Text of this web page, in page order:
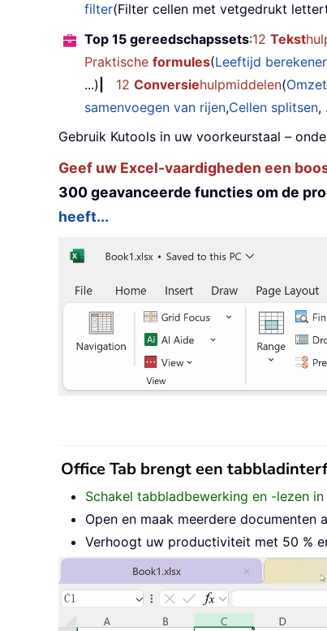
filter(Filter cellen met vetgedrukt
Top 15 gereedschapssets:12 Tekst
Praktische formules(Leeftijd
...)
12 Conversiehulpmiddelen(
samenvoegen van rijen,Cellen splitsen,
Gebruik Kutools in uw voorkeurstaal –
Geef uw Excel-vaardigheden een
300 geavanceerde functies om de
heeft...
Office Tab brengt een
Schakel tabbladbewerking en -lezen
Open en maak meerdere
Verhoogt uw productiviteit met 50 %